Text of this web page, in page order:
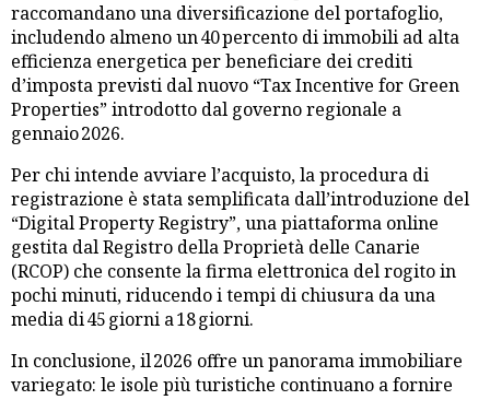
raccomandano una diversificazione del portafoglio,
includendo almeno un 40 percento di immobili ad alta
efficienza energetica per beneficiare dei crediti
d’imposta previsti dal nuovo “Tax Incentive for Green
Properties” introdotto dal governo regionale a
gennaio 2026.
Per chi intende avviare l’acquisto, la procedura di
registrazione è stata semplificata dall’introduzione del
“Digital Property Registry”, una piattaforma online
gestita dal Registro della Proprietà delle Canarie
(RCOP) che consente la firma elettronica del rogito in
pochi minuti, riducendo i tempi di chiusura da una
media di 45 giorni a 18 giorni.
In conclusione, il 2026 offre un panorama immobiliare
variegato: le isole più turistiche continuano a fornire